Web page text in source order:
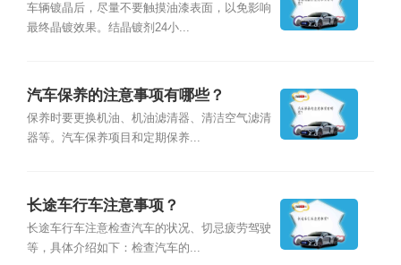
车辆镀晶后，尽量不要触摸油漆表面，以免影响
最终晶镀效果。结晶镀剂24小...
汽车保养的注意事项有哪些？
保养时要更换机油、机油滤清器、清洁空气滤清
器等。汽车保养项目和定期保养...
长途车行车注意事项？
长途车行车注意检查汽车的状况、切忌疲劳驾驶
等，具体介绍如下：检查汽车的...